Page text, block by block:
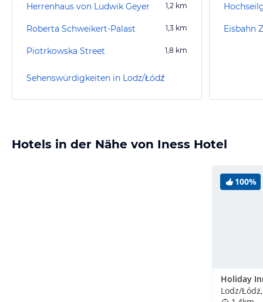
Herrenhaus von Ludwik Geyer 1,2 km
Roberta Schweikert-Palast 1,3 km
Piotrkowska Street 1,8 km
Sehenswürdigkeiten in Lodz/Łódź
Eisbahn
Hotels in der Nähe von Iness Hotel
100%
Holiday
Lodz/